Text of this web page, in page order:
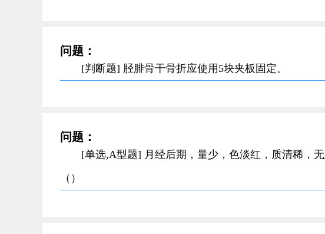
问题：
[判断题] 胫腓骨干骨折应使用5块夹板固定。
问题：
[单选,A型题] 月经后期，量少，色淡红，质清稀，
（）